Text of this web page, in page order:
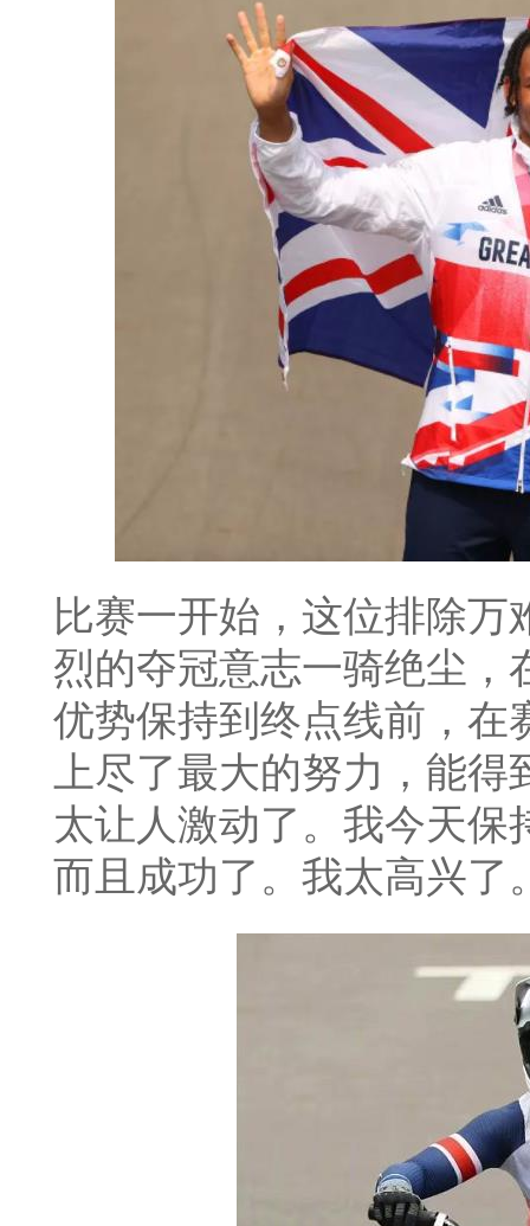
比赛一开始，这位排除
烈的夺冠意志一骑绝尘，
优势保持到终点线前，在
上尽了最大的努力，能得
太让人激动了。我今天保
而且成功了。我太高兴了